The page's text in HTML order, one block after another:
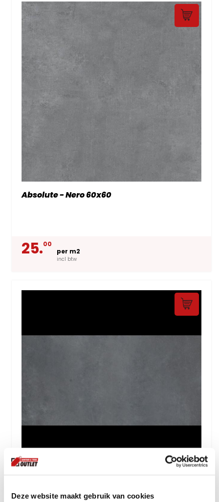
Deze website maakt gebruik van cookies
Absolute - Nero 60x60
25.00
per m2
incl btw